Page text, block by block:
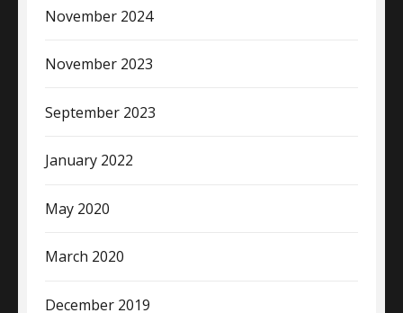
November 2024
November 2023
September 2023
January 2022
May 2020
March 2020
December 2019